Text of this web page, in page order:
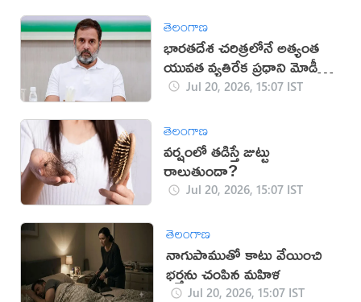
తెలంగాణ
భారతదేశ చరిత్రలోనే అత్యంత
యువత వ్యతిరేక ప్రధాని మోడీనే:
రాహుల్Jul 20, 2026, 15:07 IST
తెలంగాణ
వర్షంలో తడిస్తే జుట్టు
రాలుతుందా?
Jul 20, 2026, 15:07 IST
తెలంగాణ
నాగుపాముతో కాటు వేయించి
భర్తను చంపిన మహిళ
Jul 20, 2026, 15:07 IST